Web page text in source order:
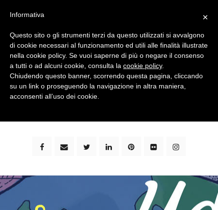
bimbi e viaggi - family travel blog: community #1 in
×
Informativa
Questo sito o gli strumenti terzi da questo utilizzati si avvalgono
di cookie necessari al funzionamento ed utili alle finalità illustrate
nella cookie policy. Se vuoi saperne di più o negare il consenso
a tutti o ad alcuni cookie, consulta la cookie policy.
Chiudendo questo banner, scorrendo questa pagina, cliccando
su un link o proseguendo la navigazione in altra maniera,
acconsenti all’uso dei cookie.